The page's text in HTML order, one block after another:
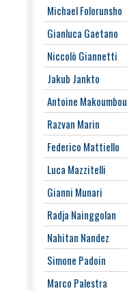
Michael Folorunsho
Gianluca Gaetano
Niccolò Giannetti
Jakub Jankto
Antoine Makoumbou
Razvan Marin
Federico Mattiello
Luca Mazzitelli
Gianni Munari
Radja Nainggolan
Nahitan Nandez
Simone Padoin
Marco Palestra